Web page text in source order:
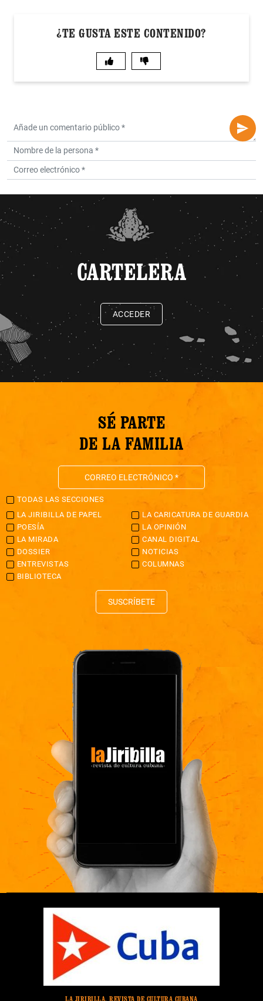
¿TE GUSTA ESTE CONTENIDO?
CARTELERA
ACCEDER
SÉ PARTE
DE LA FAMILIA
TODAS LAS SECCIONES
LA JIRIBILLA DE PAPEL
LA CARICATURA DE GUARDIA
POESÍA
LA OPINIÓN
LA MIRADA
CANAL DIGITAL
DOSSIER
NOTICIAS
ENTREVISTAS
COLUMNAS
BIBLIOTECA
SUSCRÍBETE
LA JIRIBILLA, REVISTA DE CULTURA CUBANA